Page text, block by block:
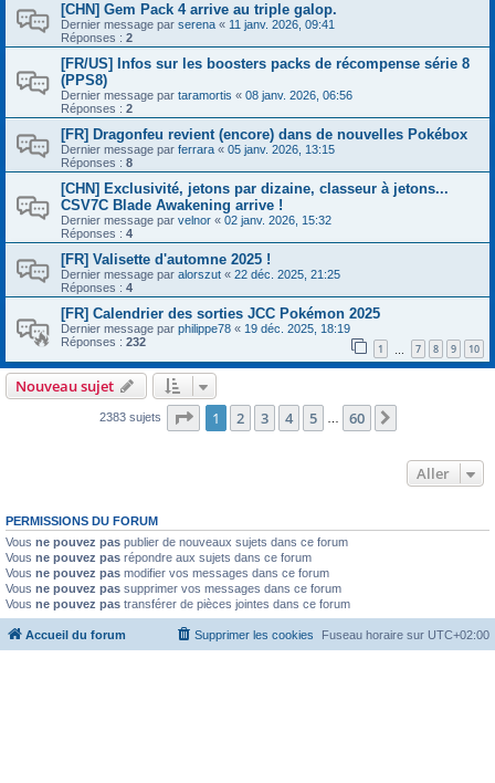
[CHN] Gem Pack 4 arrive au triple galop.
Dernier message par serena « 11 janv. 2026, 09:41
Réponses : 2
[FR/US] Infos sur les boosters packs de récompense série 8
(PPS8)
Dernier message par taramortis « 08 janv. 2026, 06:56
Réponses : 2
[FR] Dragonfeu revient (encore) dans de nouvelles Pokébox
Dernier message par ferrara « 05 janv. 2026, 13:15
Réponses : 8
[CHN] Exclusivité, jetons par dizaine, classeur à jetons...
CSV7C Blade Awakening arrive !
Dernier message par velnor « 02 janv. 2026, 15:32
Réponses : 4
[FR] Valisette d'automne 2025 !
Dernier message par alorszut « 22 déc. 2025, 21:25
Réponses : 4
[FR] Calendrier des sorties JCC Pokémon 2025
Dernier message par philippe78 « 19 déc. 2025, 18:19
Réponses : 232 1 7 8 9 10
Nouveau sujet
2383 sujets Page 1sur60
1 2 3 4 5 60
Aller
PERMISSIONS DU FORUM
Vous ne pouvez pas publier de nouveaux sujets dans ce forum
Vous ne pouvez pas répondre aux sujets dans ce forum
Vous ne pouvez pas modifier vos messages dans ce forum
Vous ne pouvez pas supprimer vos messages dans ce forum
Vous ne pouvez pas transférer de pièces jointes dans ce forum
Accueil du forum Fuseau horaire sur UTC+02:00
Supprimer les cookies